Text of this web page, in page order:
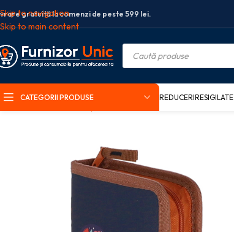
Skip to navigation
Skip to main content
gratuită la comenzi de peste 599 lei.
CATEGORII PRODUSE REDUCERIRESIGILATE